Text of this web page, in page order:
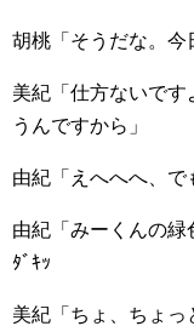
胡桃「そうだな。今
美紀「仕方ないです
うんですから」
由紀「えへへへ、で
由紀「みーくんの緑
ﾀﾞｷｯ
美紀「ちょ、ちょっ